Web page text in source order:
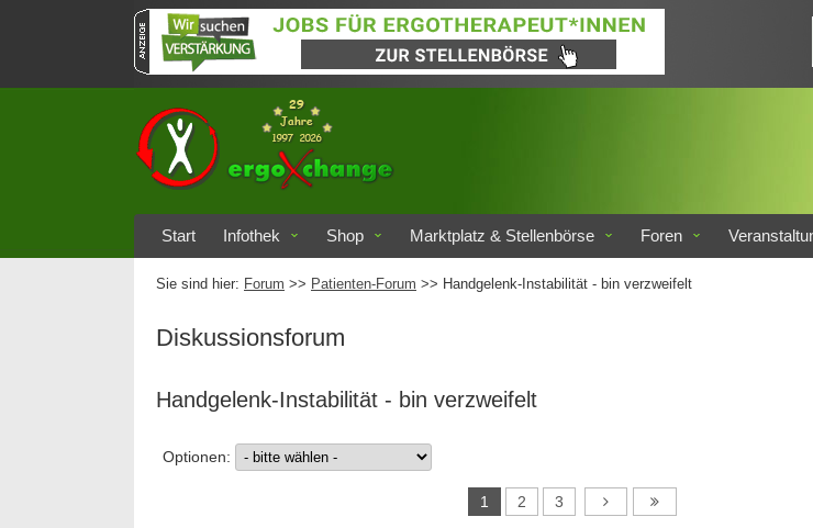
Start Infothek Shop Marktplatz & Stellenbörse Foren
Sie sind hier: Forum >> Patienten-Forum >> Handgelenk-Instabilität - bin verzweifelt
Diskussionsforum
Handgelenk-Instabilität - bin verzweifelt
Optionen:
1 2 3